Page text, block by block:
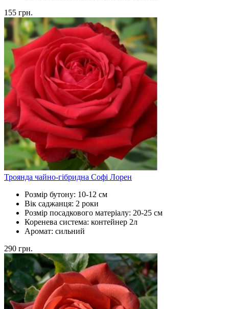
155 грн.
Троянда чайно-гібридна Софі Лорен
Розмір бутону: 10-12 см
Вік саджанця: 2 роки
Розмір посадкового матеріалу: 20-25 см
Коренева система: контейнер 2л
Аромат: сильний
290 грн.